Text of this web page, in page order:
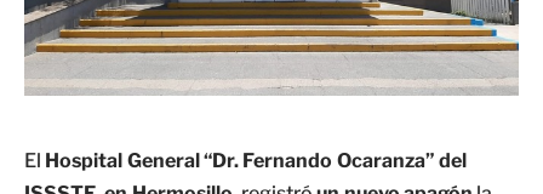
El Hospital General “Dr. Fernando Ocaranza” del